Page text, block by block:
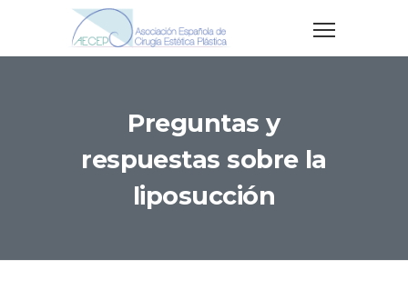
Preguntas y
respuestas sobre la
liposucción